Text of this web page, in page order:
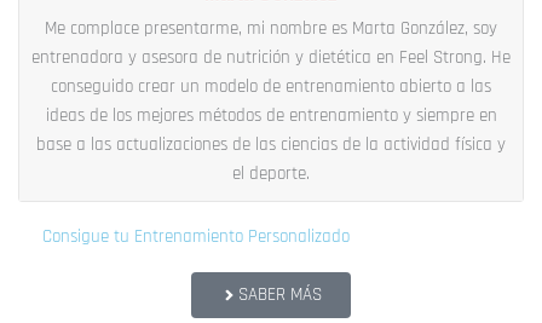
Me complace presentarme, mi nombre es Marta González, soy
entrenadora y asesora de nutrición y dietética en Feel Strong. He
conseguido crear un modelo de entrenamiento abierto a las
ideas de los mejores métodos de entrenamiento y siempre en
base a las actualizaciones de las ciencias de la actividad física y
el deporte.
Consigue tu Entrenamiento Personalizado
SABER MÁS